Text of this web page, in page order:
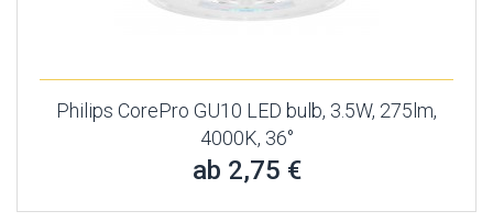
Philips CorePro GU10 LED bulb, 3.5W, 275lm,
4000K, 36°
ab 2,75 €